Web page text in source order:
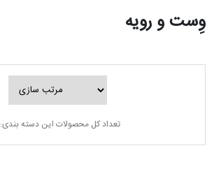
وِست و رویه
تعداد کل محصولات این دسته بندی: 1